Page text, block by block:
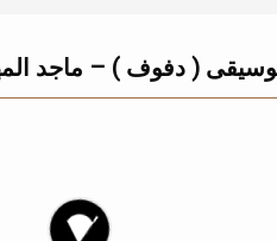
موسيقى ( دفوف ) – ماجد